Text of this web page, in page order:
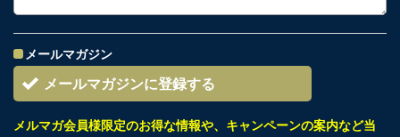
メールマガジン
メールマガジンに登録する
メルマガ会員様限定のお得な情報や、キャンペーンの案内など当